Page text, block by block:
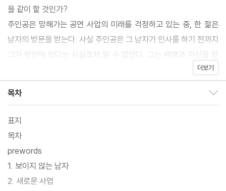
을 같이 할 것인가?
주인공은 망해가는 공연 사업의 미래를 걱정하고 있는 중, 한 젊은
남자의 방문을 받는다. 사실 주인공은 그 남자가 인사를 하기 전까지
그가 방안에 있다는 사실조차 알 수 없었다. 그는 배경과 자신을 완
이야기.
이 전자책은 한국출판문화산업진흥원 '2017 텍스트형 전자책 제작
지원' 선정작입니다.
더보기
목차
표지
목차
prewords
1. 보이지 않는 남자
2. 새로운 사업